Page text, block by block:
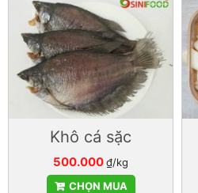
Khô cá sặc
500.000₫/kg
CHỌN MUA